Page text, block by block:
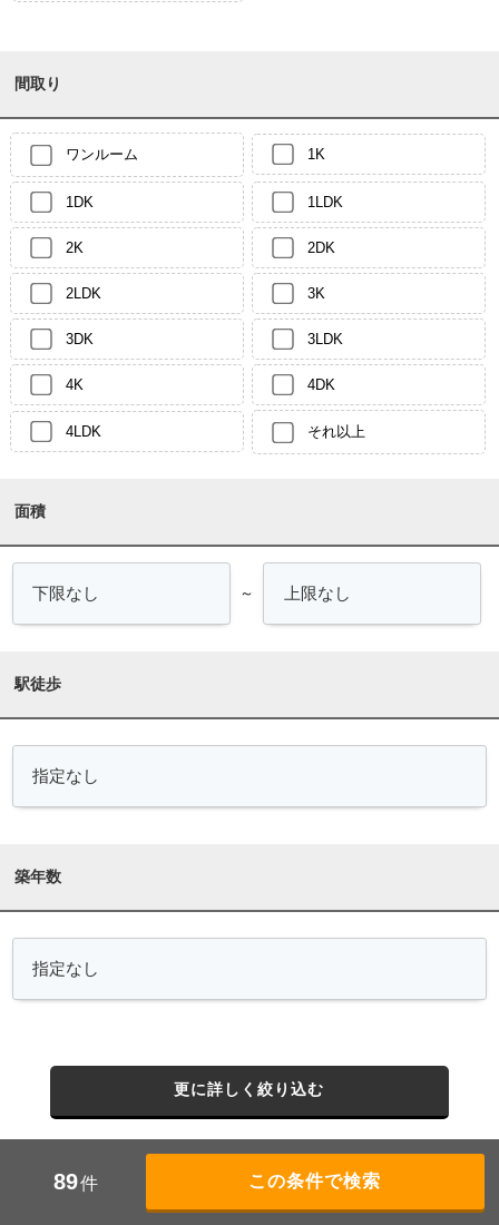
間取り
ワンルーム 1K
1DK 1LDK
2K 2DK
2LDK 3K
3DK 3LDK
4K 4DK
4LDK それ以上
面積
～
駅徒歩
築年数
更に詳しく絞り込む
89件